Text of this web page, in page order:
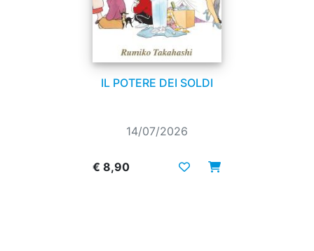
IL POTERE DEI SOLDI
14/07/2026
€ 8,90